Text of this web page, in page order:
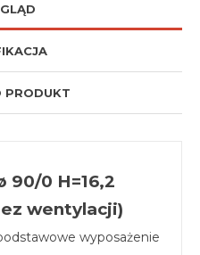
PRODUKT
90/0 H=16,2
wentylacji)
wyposażenie